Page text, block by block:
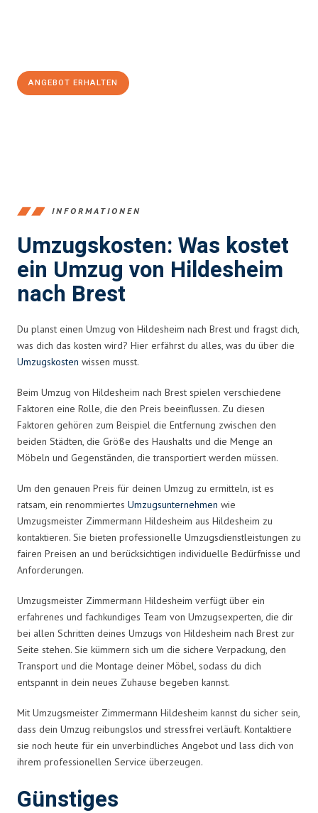
ANGEBOT ERHALTEN
INFORMATIONEN
Umzugskosten: Was kostet
ein Umzug von Hildesheim
nach Brest
Du planst einen Umzug von Hildesheim nach Brest und fragst dich,
was dich das kosten wird? Hier erfährst du alles, was du über die
Umzugskosten wissen musst.
Beim Umzug von Hildesheim nach Brest spielen verschiedene
Faktoren eine Rolle, die den Preis beeinflussen. Zu diesen
Faktoren gehören zum Beispiel die Entfernung zwischen den
beiden Städten, die Größe des Haushalts und die Menge an
Möbeln und Gegenständen, die transportiert werden müssen.
Um den genauen Preis für deinen Umzug zu ermitteln, ist es
ratsam, ein renommiertes Umzugsunternehmen wie
Umzugsmeister Zimmermann Hildesheim aus Hildesheim zu
kontaktieren. Sie bieten professionelle Umzugsdienstleistungen zu
fairen Preisen an und berücksichtigen individuelle Bedürfnisse und
Anforderungen.
Umzugsmeister Zimmermann Hildesheim verfügt über ein
erfahrenes und fachkundiges Team von Umzugsexperten, die dir
bei allen Schritten deines Umzugs von Hildesheim nach Brest zur
Seite stehen. Sie kümmern sich um die sichere Verpackung, den
Transport und die Montage deiner Möbel, sodass du dich
entspannt in dein neues Zuhause begeben kannst.
Mit Umzugsmeister Zimmermann Hildesheim kannst du sicher sein,
dass dein Umzug reibungslos und stressfrei verläuft. Kontaktiere
sie noch heute für ein unverbindliches Angebot und lass dich von
ihrem professionellen Service überzeugen.
Günstiges